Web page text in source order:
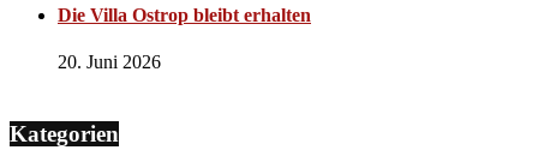
Die Villa Ostrop bleibt erhalten
20. Juni 2026
Kategorien